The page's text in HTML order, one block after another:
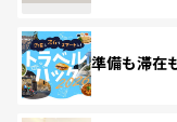
準備も滞在